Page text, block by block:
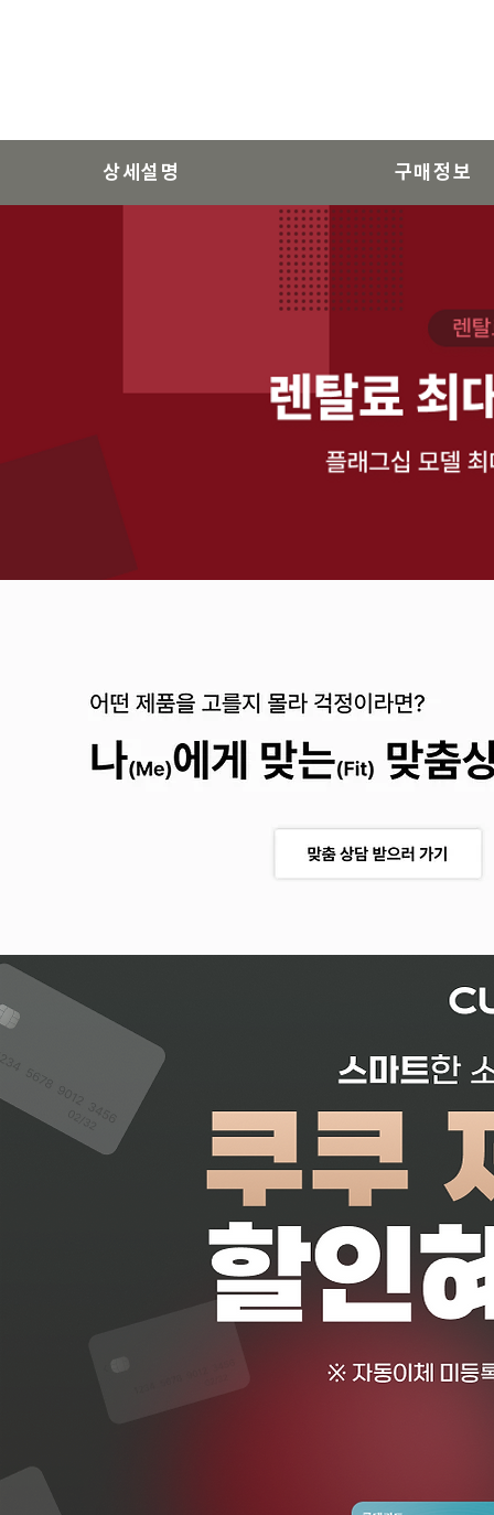
상세설명 구매정보